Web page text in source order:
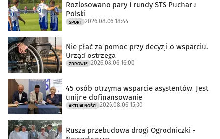
Rozlosowano pary I rundy STS Pucharu
Polski
SPORT 2026.08.06 18:44
Nie płać za pomoc przy decyzji o wsparciu.
Urząd ostrzega
ZDROWIE 2026.08.06 16:00
45 osób otrzyma wsparcie asystentów. Jest
unijne dofinansowanie
AKTUALNOŚCI 2026.08.06 15:30
Rusza przebudowa drogi Ogrodniczki -